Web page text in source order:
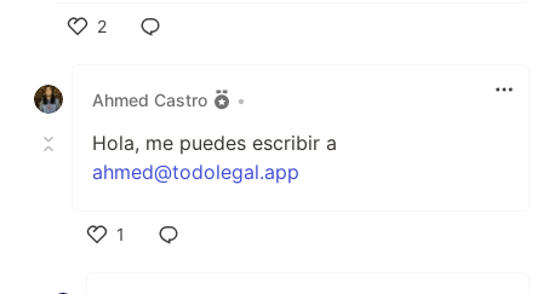
2
Ahmed Castro
•
Hola, me puedes escribir a
ahmed@todolegal.app
1